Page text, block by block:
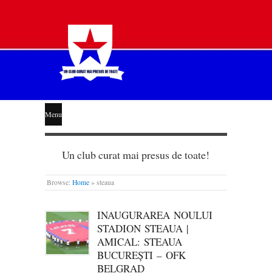
STEAUA
LIBERĂ
Menu
Un club curat mai presus de toate!
Browse: Home » steaua
INAUGURAREA NOULUI
STADION STEAUA |
AMICAL: STEAUA
BUCUREȘTI – OFK
BELGRAD